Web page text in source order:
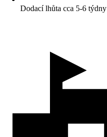
Dodací lhůta cca 5-6 týdny